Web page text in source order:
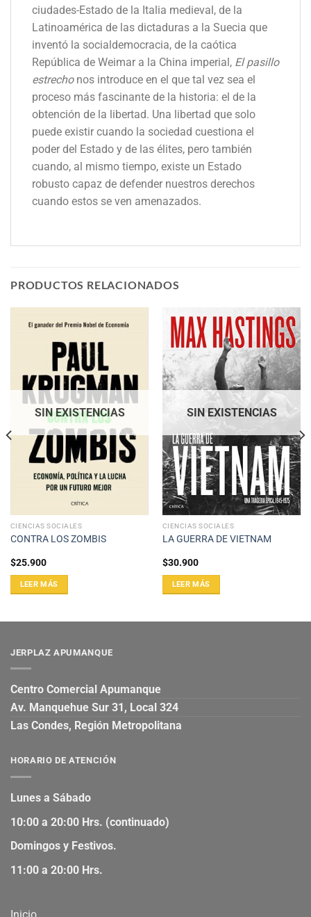
ciudades-Estado de la Italia medieval, de la
Latinoamérica de las dictaduras a la Suecia que
inventó la socialdemocracia, de la caótica
República de Weimar a la China imperial, El pasillo
estrechonos introduce en el que tal vez sea el
proceso más fascinante de la historia: el de la
obtención de la libertad. Una libertad que solo
puede existir cuando la sociedad cuestiona el
poder del Estado y de las élites, pero también
cuando, al mismo tiempo, existe un Estado
robusto capaz de defender nuestros derechos
cuando estos se ven amenazados.
PRODUCTOS RELACIONADOS
SIN EXISTENCIAS
CIENCIAS SOCIALES
CONTRA LOS ZOMBIS
$25.900
LEER MÁS
SIN EXISTENCIAS
CIENCIAS SOCIALES
LA GUERRA DE VIETNAM
$30.900
LEER MÁS
JERPLAZ APUMANQUE
Centro Comercial Apumanque
Av. Manquehue Sur 31, Local 324
Las Condes, Región Metropolitana
HORARIO DE ATENCIÓN
Lunes a Sábado
10:00 a 20:00 Hrs. (continuado)
Domingos y Festivos.
11:00 a 20:00 Hrs.